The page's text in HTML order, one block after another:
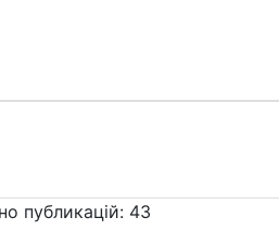
публикацій: 43